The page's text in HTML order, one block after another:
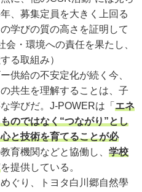
、募集定員を大きく上回る
学びの質の高さを証明して
会・環境への責任を果たし、
る取組み）
供給の不安定化が続く今、
共生を理解することは、子
学びだ。J-POWERは「 エネ
のではなく“つながり”とし
と技術を育てることが必
育機関などと協働し、 学校
を提供している。
ぐり、トヨタ白川郷自然學